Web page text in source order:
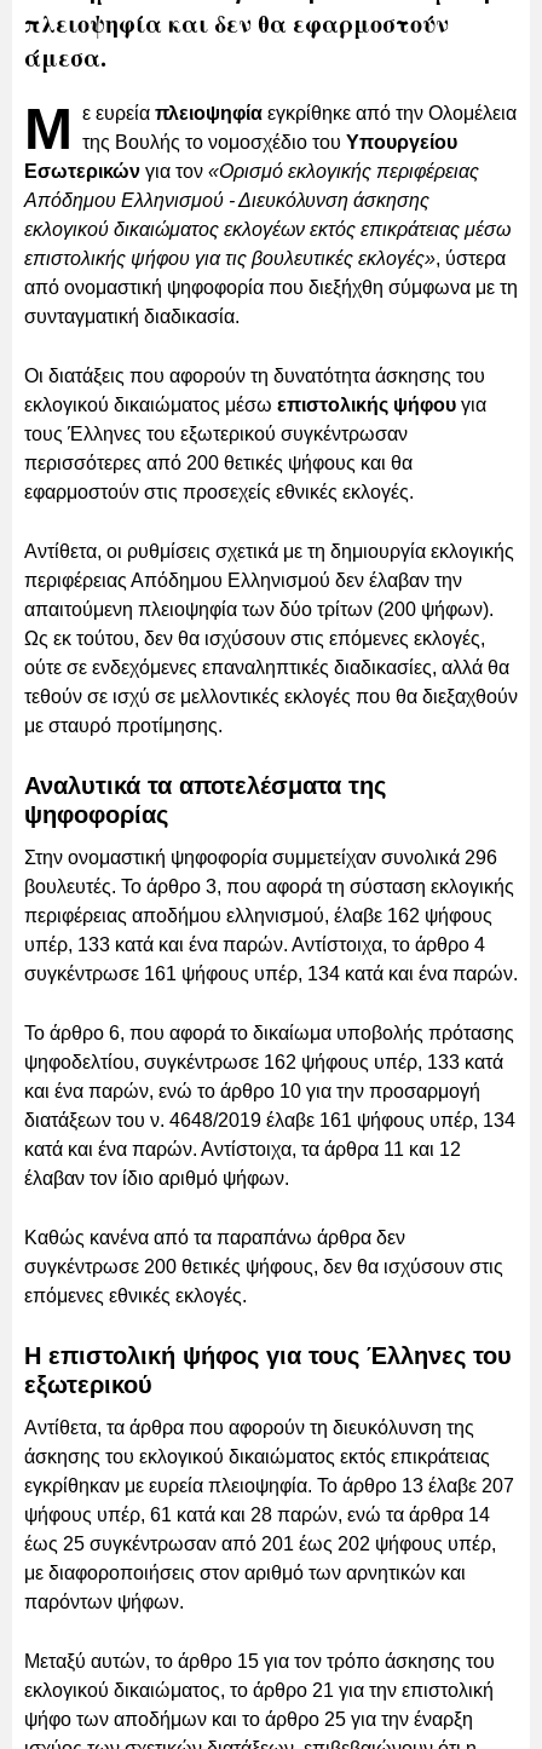
πλειοψηφία και δεν θα εφαρμοστούν
άμεσα.
Μ ε ευρεία πλειοψηφία εγκρίθηκε από την Ολομέλεια
της Βουλής το νομοσχέδιο του Υπουργείου
Εσωτερικών για τον «Ορισμό εκλογικής περιφέρειας
Απόδημου Ελληνισμού - Διευκόλυνση άσκησης
εκλογικού δικαιώματος εκλογέων εκτός επικράτειας μέσω
επιστολικής ψήφου για τις βουλευτικές εκλογές», ύστερα
από ονομαστική ψηφοφορία που διεξήχθη σύμφωνα με τη
συνταγματική διαδικασία.
Οι διατάξεις που αφορούν τη δυνατότητα άσκησης του
εκλογικού δικαιώματος μέσω επιστολικής ψήφου για
τους Έλληνες του εξωτερικού συγκέντρωσαν
περισσότερες από 200 θετικές ψήφους και θα
εφαρμοστούν στις προσεχείς εθνικές εκλογές.
Αντίθετα, οι ρυθμίσεις σχετικά με τη δημιουργία εκλογικής
περιφέρειας Απόδημου Ελληνισμού δεν έλαβαν την
απαιτούμενη πλειοψηφία των δύο τρίτων (200 ψήφων).
Ως εκ τούτου, δεν θα ισχύσουν στις επόμενες εκλογές,
ούτε σε ενδεχόμενες επαναληπτικές διαδικασίες, αλλά θα
τεθούν σε ισχύ σε μελλοντικές εκλογές που θα διεξαχθούν
με σταυρό προτίμησης.
Αναλυτικά τα αποτελέσματα της
ψηφοφορίας
Στην ονομαστική ψηφοφορία συμμετείχαν συνολικά 296
βουλευτές. Το άρθρο 3, που αφορά τη σύσταση εκλογικής
περιφέρειας αποδήμου ελληνισμού, έλαβε 162 ψήφους
υπέρ, 133 κατά και ένα παρών. Αντίστοιχα, το άρθρο 4
συγκέντρωσε 161 ψήφους υπέρ, 134 κατά και ένα παρών.
Το άρθρο 6, που αφορά το δικαίωμα υποβολής πρότασης
ψηφοδελτίου, συγκέντρωσε 162 ψήφους υπέρ, 133 κατά
και ένα παρών, ενώ το άρθρο 10 για την προσαρμογή
διατάξεων του ν. 4648/2019 έλαβε 161 ψήφους υπέρ, 134
κατά και ένα παρών. Αντίστοιχα, τα άρθρα 11 και 12
έλαβαν τον ίδιο αριθμό ψήφων.
Καθώς κανένα από τα παραπάνω άρθρα δεν
συγκέντρωσε 200 θετικές ψήφους, δεν θα ισχύσουν στις
επόμενες εθνικές εκλογές.
Η επιστολική ψήφος για τους Έλληνες του
εξωτερικού
Αντίθετα, τα άρθρα που αφορούν τη διευκόλυνση της
άσκησης του εκλογικού δικαιώματος εκτός επικράτειας
εγκρίθηκαν με ευρεία πλειοψηφία. Το άρθρο 13 έλαβε 207
ψήφους υπέρ, 61 κατά και 28 παρών, ενώ τα άρθρα 14
έως 25 συγκέντρωσαν από 201 έως 202 ψήφους υπέρ,
με διαφοροποιήσεις στον αριθμό των αρνητικών και
παρόντων ψήφων.
Μεταξύ αυτών, το άρθρο 15 για τον τρόπο άσκησης του
εκλογικού δικαιώματος, το άρθρο 21 για την επιστολική
ψήφο των αποδήμων και το άρθρο 25 για την έναρξη